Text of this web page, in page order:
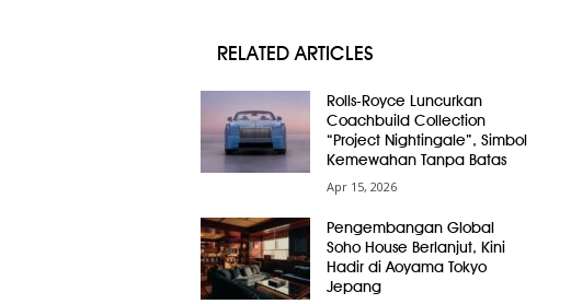
RELATED ARTICLES
Rolls-Royce Luncurkan
Coachbuild Collection
“Project Nightingale”, Simbol
Kemewahan Tanpa Batas
Apr 15, 2026
Pengembangan Global
Soho House Berlanjut, Kini
Hadir di Aoyama Tokyo
Jepang